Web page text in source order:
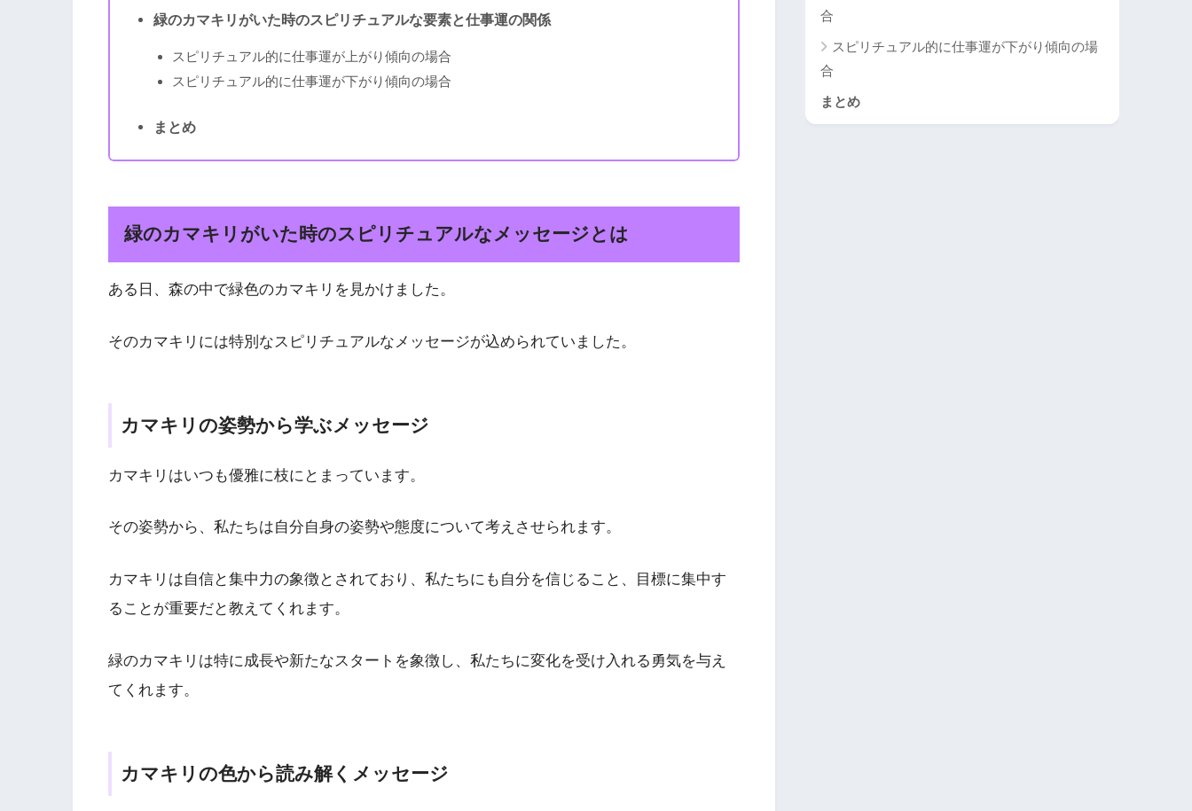
緑のカマキリがいた時のスピリチュアルな要素と仕事運の関係
スピリチュアル的に仕事運が上がり傾向の場合
スピリチュアル的に仕事運が下がり傾向の場合
まとめ
緑のカマキリがいた時のスピリチュアルなメッセージとは
ある日、森の中で緑色のカマキリを見かけました。
そのカマキリには特別なスピリチュアルなメッセージが込められていました。
カマキリの姿勢から学ぶメッセージ
カマキリはいつも優雅に枝にとまっています。
その姿勢から、私たちは自分自身の姿勢や態度について考えさせられます。
カマキリは自信と集中力の象徴とされており、私たちにも自分を信じること、目標に集中す
ることが重要だと教えてくれます。
緑のカマキリは特に成長や新たなスタートを象徴し、私たちに変化を受け入れる勇気を与え
てくれます。
カマキリの色から読み解くメッセージ
合
スピリチュアル的に仕事運が下がり傾向の場
合
まとめ